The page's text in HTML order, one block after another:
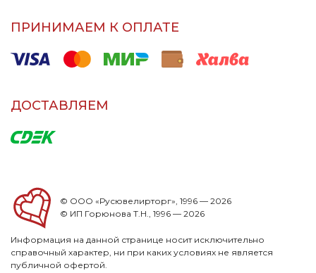
ПРИНИМАЕМ К ОПЛАТЕ
ДОСТАВЛЯЕМ
© ООО «Русювелирторг», 1996 — 2026
© ИП Горюнова Т.Н., 1996 — 2026
Информация на данной странице носит исключительно
справочный характер, ни при каких условиях не является
публичной офертой.